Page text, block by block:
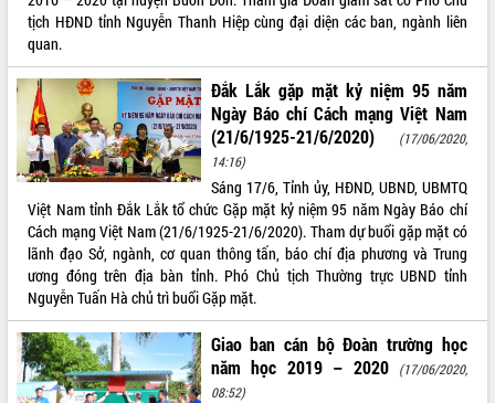
Xây dựng nông thôn mới: Nâng cao đời
sống người dân từ những mô hình thiết
thực
Quyết liệt tháo gỡ vướng mắc, đẩy
nhanh tiến độ các dự án trọng điểm
trong Khu kinh tế Nam Phú Yên
Hòn Yến phát triển du lịch gắn với bảo
tồn biển
Lấy ý kiến điều chỉnh Quy hoạch tỉnh
Đắk Lắk thời kỳ 2021-2030, tầm nhìn
đến năm 2050
Phát động chiến dịch 30 ngày đêm
giải phóng mặt bằng Tuyến đường bộ
ven biển
Đắk Lắk nỗ lực thúc đẩy tăng trưởng
kinh tế từ 10% trở lên trong Quý
II/2026
tịch HĐND tỉnh Nguyễn Thanh Hiệp cùng đại diện các ban, ngành liên
quan.
Đắk Lắk gặp mặt kỷ niệm 95 năm
Ngày Báo chí Cách mạng Việt Nam
(21/6/1925-21/6/2020)
(17/06/2020,
14:16)
Sáng 17/6, Tỉnh ủy, HĐND, UBND, UBMTQ
Việt Nam tỉnh Đắk Lắk tổ chức Gặp mặt kỷ niệm 95 năm Ngày Báo chí
Cách mạng Việt Nam (21/6/1925-21/6/2020). Tham dự buổi gặp mặt có
lãnh đạo Sở, ngành, cơ quan thông tấn, báo chí địa phương và Trung
ương đóng trên địa bàn tỉnh. Phó Chủ tịch Thường trực UBND tỉnh
Nguyễn Tuấn Hà chủ trì buổi Gặp mặt.
Giao ban cán bộ Đoàn trường học
năm học 2019 – 2020
(17/06/2020,
08:52)